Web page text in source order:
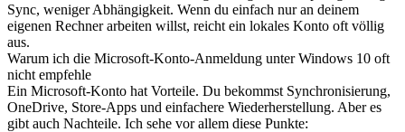
Sync, weniger Abhängigkeit. Wenn du einfach nur an deinem
eigenen Rechner arbeiten willst, reicht ein lokales Konto oft völlig
aus.
Warum ich die Microsoft-Konto-Anmeldung unter Windows 10 oft
nicht empfehle
Ein Microsoft-Konto hat Vorteile. Du bekommst Synchronisierung,
OneDrive, Store-Apps und einfachere Wiederherstellung. Aber es
gibt auch Nachteile. Ich sehe vor allem diese Punkte: